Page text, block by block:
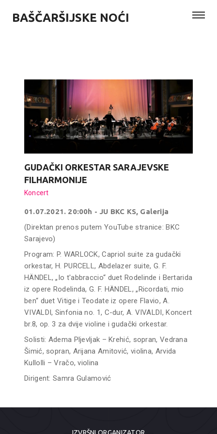
BAŠČARŠIJSKE NOĆI
GUDAČKI ORKESTAR SARAJEVSKE
FILHARMONIJE
Koncert
01.07.2021. 20:00h - JU BKC KS, Galerija
(Direktan prenos putem YouTube stranice: BKC
Sarajevo)
Program: P. WARLOCK, Capriol suite za gudački
orkestar, H. PURCELL, Abdelazer suite, G. F.
HÄNDEL, „Io t'abbraccio“ duet Rodelinde i Bertarida
iz opere Rodelinda, G. F. HÄNDEL, „Ricordati, mio
ben“ duet Vitige i Teodate iz opere Flavio, A.
VIVALDI, Sinfonia no. 1, C-dur, A. VIVALDI, Koncert
br.8, op. 3 za dvije violine i gudački orkestar.
Solisti: Adema Pljevljak – Krehić, sopran, Vedrana
Šimić, sopran, Arijana Amitović, violina, Arvida
Kullolli – Vračo, violina
Dirigent: Samra Gulamović